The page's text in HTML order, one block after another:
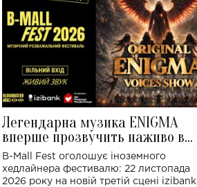
Легендарна музика ENIGMA
вперше прозвучить наживо в
Україні: де відбудеться концерт
B-Mall Fest оголошує іноземного
хедлайнера фестивалю: 22 листопада
2026 року на новій третій сцені izibank